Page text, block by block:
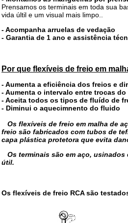
Prensamos os terminais em toda sua
vida últil e um visual mais limpo..
- Acompanha arruelas de vedação
- Garantia de 1 ano e assistência
Por que flexíveis de freio em
- Aumenta a eficiência dos freios e
- Aumenta o intervalo entre trocas
- Aceita todos os tipos de fluído de
- Diminui o aquecimnento do fluido
Os flexíveis de freio em malha de
freio são fabricados com tubos de
capa plástica protetora que evita
Os terminais são em aço, usinados
útil.
Os flexíveis de freio RCA são